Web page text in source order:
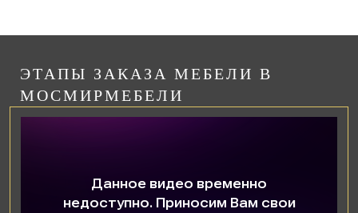
ЭТАПЫ ЗАКАЗА МЕБЕЛИ В
МОСМИРМЕБЕЛИ